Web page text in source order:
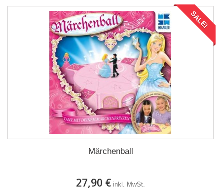
SALE!
Märchenball
27,90 € inkl. MwSt.